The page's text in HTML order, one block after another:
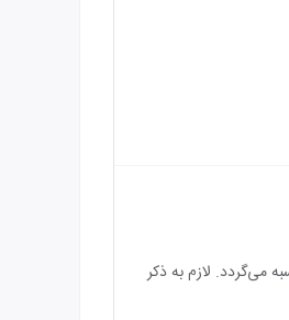
از سرویس) نیم بها محاسبه می‌گردد. لازم به ذکر